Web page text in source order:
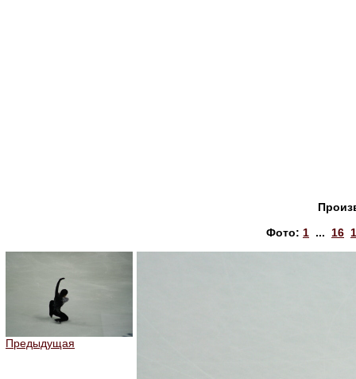
Фото: 1 ... 16
Предыдущая